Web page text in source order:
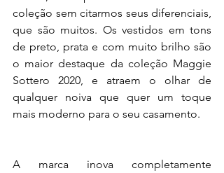
coleção sem citarmos seus diferenciais,
que são muitos. Os vestidos em tons
de preto, prata e com muito brilho são
o maior destaque da coleção Maggie
Sottero 2020, e atraem o olhar de
qualquer noiva que quer um toque
mais moderno para o seu casamento.
A marca inova completamente